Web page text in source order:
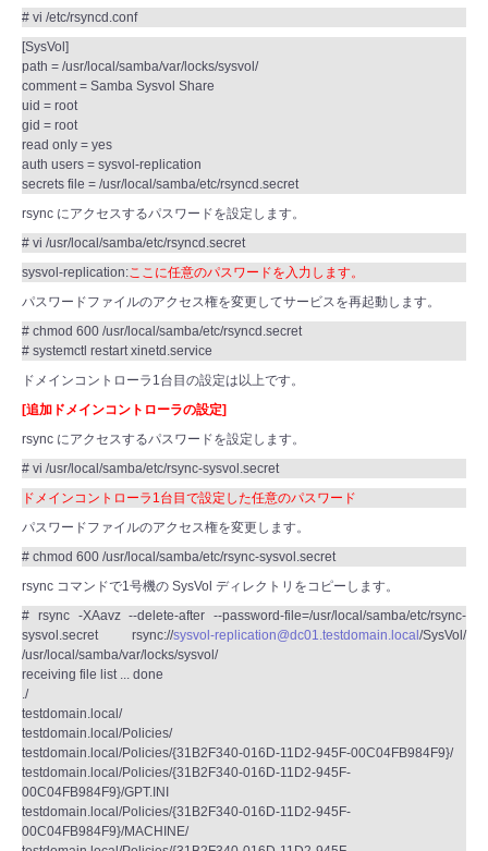
# vi /etc/rsyncd.conf
[SysVol]
path = /usr/local/samba/var/locks/sysvol/
comment = Samba Sysvol Share
uid = root
gid = root
read only = yes
auth users = sysvol-replication
secrets file = /usr/local/samba/etc/rsyncd.secret
rsync にアクセスするパスワードを設定します。
# vi /usr/local/samba/etc/rsyncd.secret
sysvol-replication:ここに任意のパスワードを入力します。
パスワードファイルのアクセス権を変更してサービスを再起動します。
# chmod 600 /usr/local/samba/etc/rsyncd.secret
# systemctl restart xinetd.service
ドメインコントローラ1台目の設定は以上です。
[追加ドメインコントローラの設定]
rsync にアクセスするパスワードを設定します。
# vi /usr/local/samba/etc/rsync-sysvol.secret
ドメインコントローラ1台目で設定した任意のパスワード
パスワードファイルのアクセス権を変更します。
# chmod 600 /usr/local/samba/etc/rsync-sysvol.secret
rsync コマンドで1号機の SysVol ディレクトリをコピーします。
# rsync -XAavz --delete-after --password-file=/usr/local/samba/etc/rsync-
sysvol.secret rsync://sysvol-replication@dc01.testdomain.local /SysVol/
/usr/local/samba/var/locks/sysvol/
receiving file list ... done
./
testdomain.local/
testdomain.local/Policies/
testdomain.local/Policies/{31B2F340-016D-11D2-945F-00C04FB984F9}/
testdomain.local/Policies/{31B2F340-016D-11D2-945F-
00C04FB984F9}/GPT.INI
testdomain.local/Policies/{31B2F340-016D-11D2-945F-
00C04FB984F9}/MACHINE/